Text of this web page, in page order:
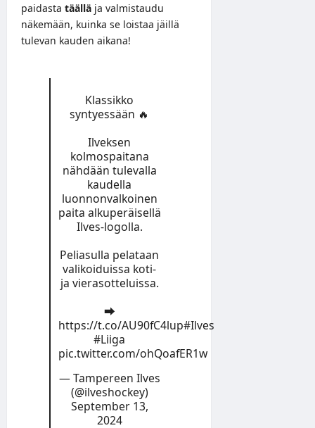
paidasta täällä ja valmistaudu
näkemään, kuinka se loistaa jäillä
tulevan kauden aikana!
Klassikko
syntyessään 🔥
Ilveksen
kolmospaitana
nähdään tulevalla
kaudella
luonnonvalkoinen
paita alkuperäisellä
Ilves-logolla.
Peliasulla pelataan
valikoiduissa koti-
ja vierasotteluissa.
➡️
https://t.co/AU90fC4lup#Ilves
#Liiga
pic.twitter.com/ohQoafER1w
— Tampereen Ilves
(@ilveshockey)
September 13,
2024